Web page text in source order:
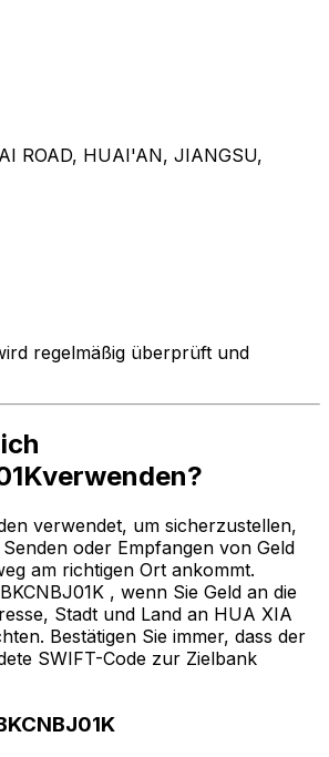
ROAD, HUAI'AN, JIANGSU,
regelmäßig überprüft und
verwendet, um sicherzustellen,
oder Empfangen von Geld
am richtigen Ort ankommt.
, wenn Sie Geld an die
Stadt und Land an HUA XIA
Bestätigen Sie immer, dass der
SWIFT-Code zur Zielbank